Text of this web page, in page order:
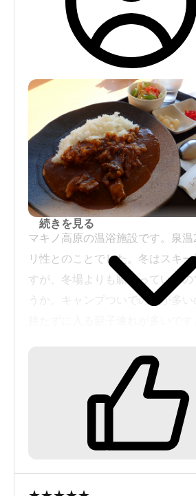
マキノ高原の温浴施設です。泉
リ性とのことでした。冬はスキ
すが、冬場よりも賑わっているの
うか。キャンプついでの人が多い
ルコール消毒に加えて受付での検
した。また、サウナは一度の入室
てとの自主規制をお願いしていま
内湯は、異形の主浴槽にのみ湯出
す。円形のジャグジーは、底から
続きを見る